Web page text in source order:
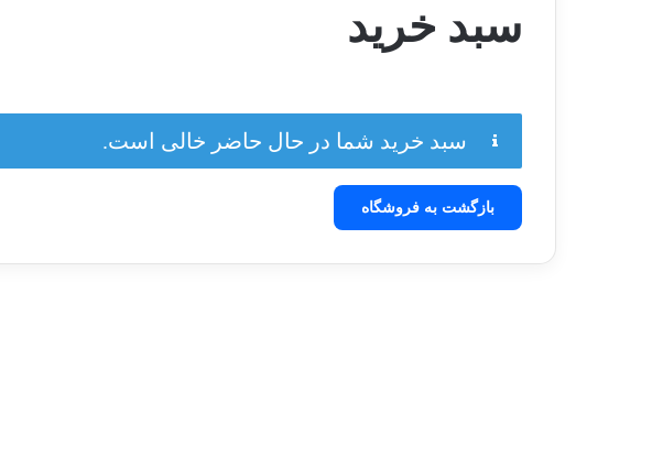
سبد خرید
سبد خرید شما در حال حاضر خالی است.
بازگشت به فروشگاه